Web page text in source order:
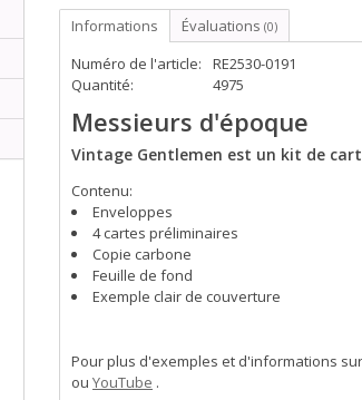
Informations Évaluations (0)
Numéro de l'article:
RE2530-0191
Quantité:
4975
Messieurs d'époque
Vintage Gentlemen est un kit de
Contenu:
Enveloppes
4 cartes préliminaires
Copie carbone
Feuille de fond
Exemple clair de couverture
Pour plus d'exemples et d'informations
ou YouTube .